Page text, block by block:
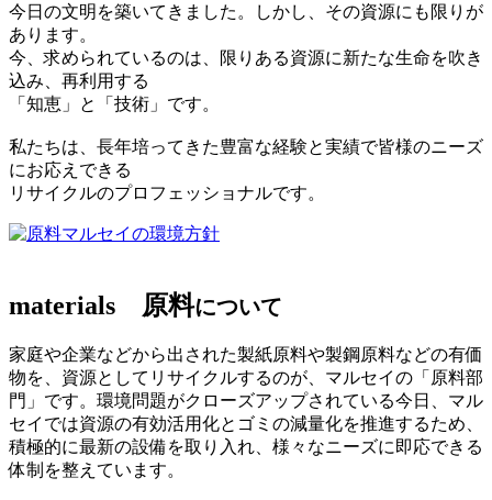
今日の文明を築いてきました。しかし、その資源にも限りが
あります。
今、求められているのは、限りある資源に新たな生命を吹き
込み、再利用する
「知恵」と「技術」です。
私たちは、長年培ってきた豊富な経験と実績で皆様のニーズ
にお応えできる
リサイクルのプロフェッショナルです。
マルセイの環境方針
materials 原料について
家庭や企業などから出された製紙原料や製鋼原料などの有価
物を、資源としてリサイクルするのが、マルセイの「原料部
門」です。環境問題がクローズアップされている今日、マル
セイでは資源の有効活用化とゴミの減量化を推進するため、
積極的に最新の設備を取り入れ、様々なニーズに即応できる
体制を整えています。